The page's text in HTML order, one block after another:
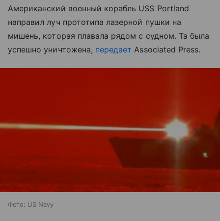
Американский военный корабль USS Portland
направил луч прототипа лазерной пушки на
мишень, которая плавала рядом с судном. Та была
успешно уничтожена, передает Associated Press.
Фото: US Navy